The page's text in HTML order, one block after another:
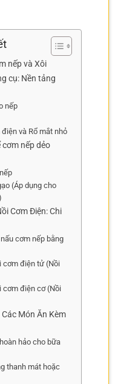
nếp và Xôi
cụ: Nền tảng
nếp
và Rổ mắt nhỏ
cơm nếp dẻo
(Áp dụng cho
Cơm Điện: Chi
cơm nếp bằng
cơm điện tử (Nồi
cơm điện cơ (Nồi
Món Ăn Kèm
hảo cho bữa
thanh mát hoặc